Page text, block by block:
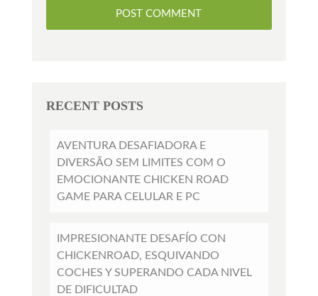
RECENT POSTS
AVENTURA DESAFIADORA E
DIVERSÃO SEM LIMITES COM O
EMOCIONANTE CHICKEN ROAD
GAME PARA CELULAR E PC
IMPRESIONANTE DESAFÍO CON
CHICKENROAD, ESQUIVANDO
COCHES Y SUPERANDO CADA NIVEL
DE DIFICULTAD